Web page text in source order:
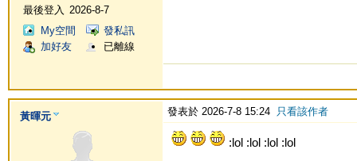
最後登入
2026-8-7
My空間
發私訊
加好友
已離線
黃暉元 發表於 2026-7-8 15:24 只看該作者
:lol :lol :lol :lol